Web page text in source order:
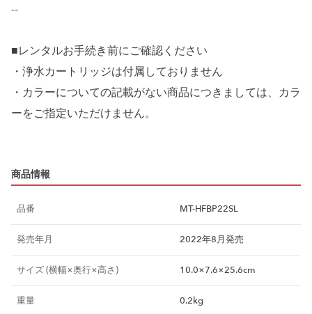
--
■レンタルお手続き前にご確認ください
・浄水カートリッジは付属しておりません
・カラーについての記載がない商品につきましては、カラ
ーをご指定いただけません。
商品情報
品番 MT-HFBP22SL
発売年月 2022年8月発売
サイズ (横幅×奥行×高さ) 10.0×7.6×25.6cm
重量 0.2kg